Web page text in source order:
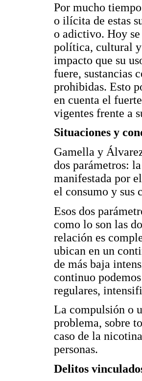
Por mucho
o ilícita de estas
o adictivo. Hoy
política, cultural y
impacto que su
fuere, sustancias
prohibidas. Esto
en cuenta el
vigentes frente a
Situaciones y
Gamella y
dos parámetros:
manifestada por
el consumo y sus
Esos dos
como lo son las
relación es
ubican en un
de más baja
continuo
regulares,
La compulsión o
problema, sobre
caso de la
personas.
Delitos